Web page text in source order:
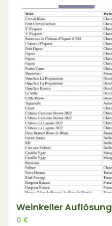
Weinkeller Auflösung
0 €